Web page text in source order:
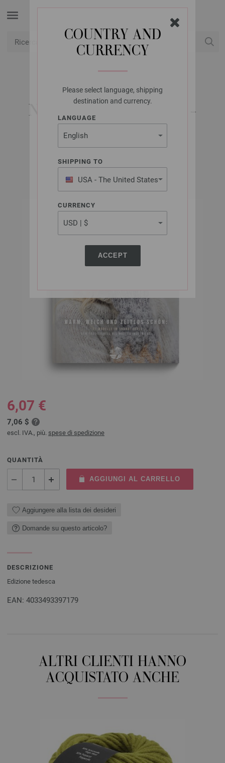
COUNTRY AND
CURRENCY
Please select language, shipping
destination and currency.
LANGUAGE
SHIPPING TO
USA - The United States
of America
CURRENCY
ACCEPT
LANA GROSSA
NORDIC KNITS NO. 4 -
EDIZIONE TEDESCA
Autunno/Inverno 2025/26
6,07 €
7,06 $
escl. IVA., più. spese di spedizione
QUANTITÀ
AGGIUNGI AL CARRELLO
Aggiungere alla lista dei desideri
Domande su questo articolo?
DESCRIZIONE
Edizione tedesca
EAN: 4033493397179
ALTRI CLIENTI HANNO
ACQUISTATO ANCHE